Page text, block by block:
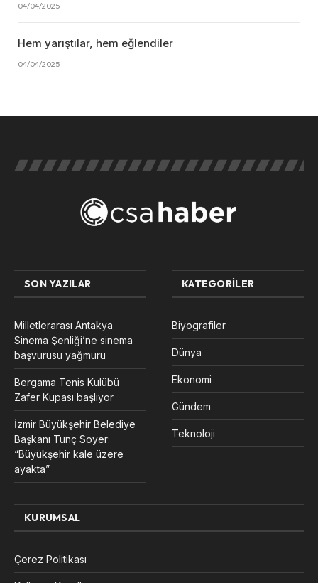
04/04/2025
Hem yarıştılar, hem eğlendiler
04/04/2025
SON YAZILAR
Milletlerarası Antakya
Sinema Şenliği’ne sinema
başvurusu yağmuru
Bergama Tenis Kulübü
Zafer Kupası başlıyor
İzmir Büyükşehir Belediye
Başkanı Tunç Soyer:
“Büyükşehir kale üzere
ayakta”
KATEGORILER
Biyografiler
Dünya
Ekonomi
Gündem
Teknoloji
KURUMSAL
Çerez Politikası